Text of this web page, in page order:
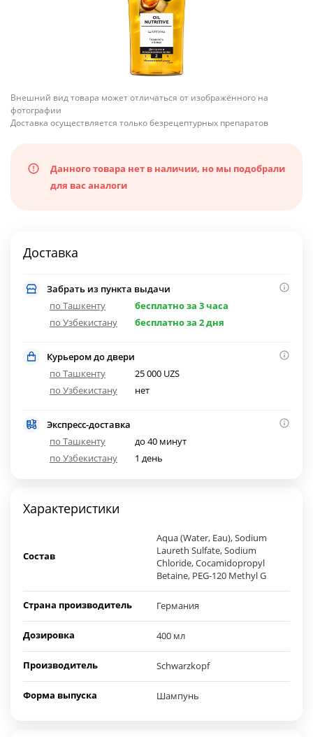
Внешний вид товара может отличаться от изображённого на
фотографии
Доставка осуществляется только безрецептурных препаратов
Данного товара нет в наличии, но мы подобрали
для вас аналоги
Доставка
Забрать из пункта выдачи
по Ташкенту
бесплатно за 3 часа
по Узбекистану
бесплатно за 2 дня
Курьером до двери
по Ташкенту
25 000 UZS
по Узбекистану
нет
Экспресс-доставка
по Ташкенту
до 40 минут
по Узбекистану
1 день
Характеристики
Состав
Aqua (Water, Eau), Sodium
Laureth Sulfate, Sodium
Chloride, Cocamidopropyl
Betaine, PEG-120 Methyl G
Страна производитель Германия
Дозировка 400 мл
Производитель Schwarzkopf
Форма выпуска Шампунь